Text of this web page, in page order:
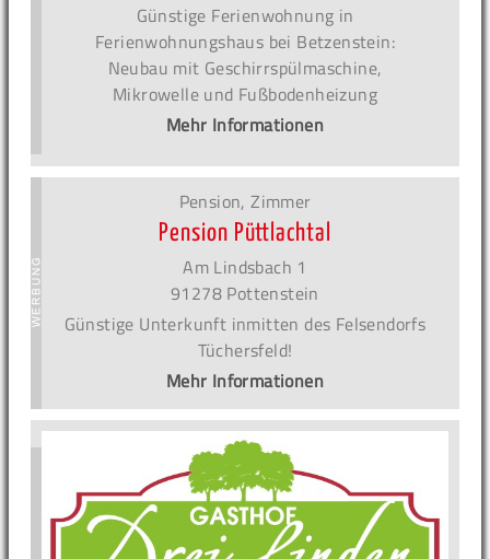
Günstige Ferienwohnung in
Ferienwohnungshaus bei Betzenstein:
Neubau mit Geschirrspülmaschine,
Mikrowelle und Fußbodenheizung
Mehr Informationen
Pension, Zimmer
Pension Püttlachtal
Am Lindsbach 1
91278 Pottenstein
Günstige Unterkunft inmitten des Felsendorfs
Tüchersfeld!
Mehr Informationen